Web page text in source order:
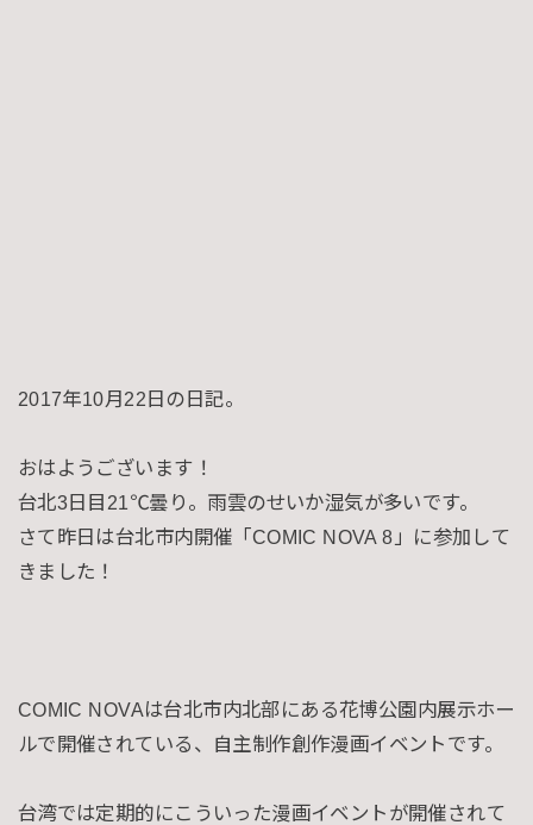
2017年10月22日の日記。
おはようございます！
台北3日目21℃曇り。雨雲のせいか湿気が多いです。
さて昨日は台北市内開催「COMIC NOVA 8」に参加して
きました！
COMIC NOVAは台北市内北部にある花博公園内展示ホー
ルで開催されている、自主制作創作漫画イベントです。
台湾では定期的にこういった漫画イベントが開催されて